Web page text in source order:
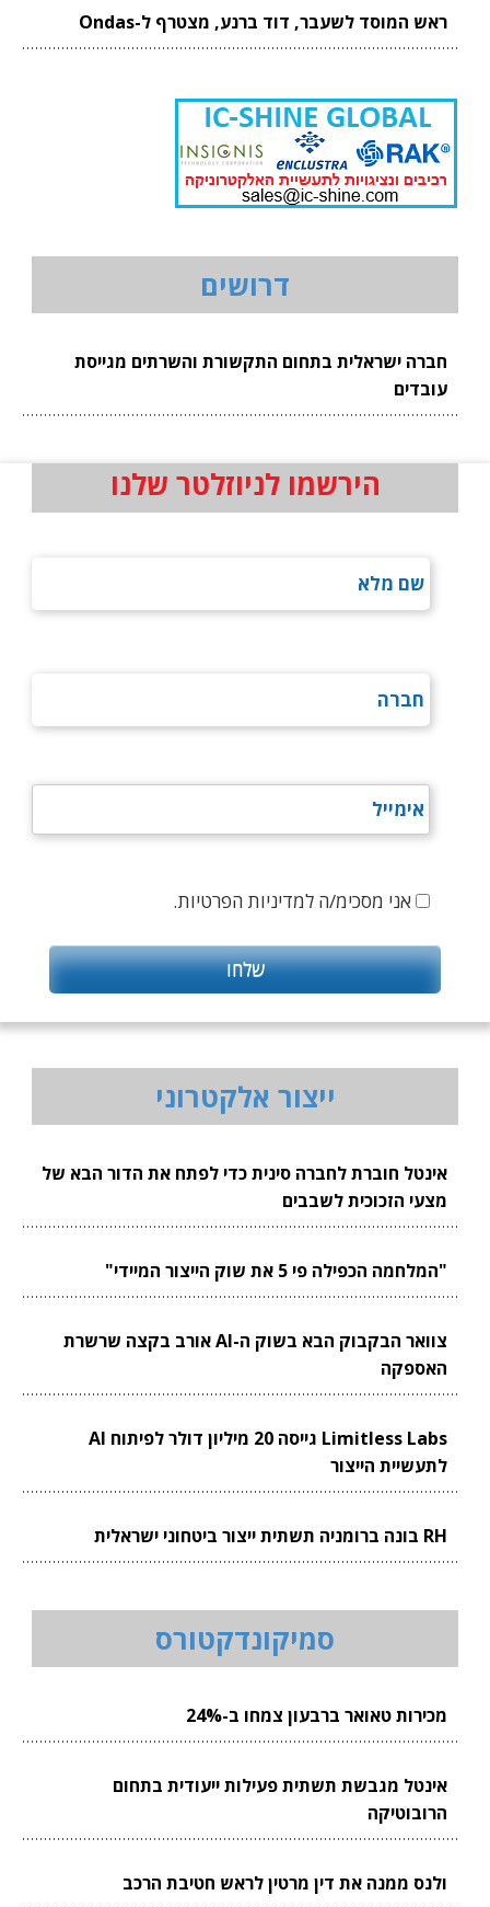
ראש המוסד לשעבר, דוד ברנע, מצטרף ל-Ondas
דרושים
חברה ישראלית בתחום התקשורת והשרתים מגייסת
עובדים
הירשמו לניוזלטר שלנו
אני מסכימ/ה למדיניות הפרטיות.
ייצור אלקטרוני
אינטל חוברת לחברה סינית כדי לפתח את הדור הבא של
מצעי הזכוכית לשבבים
"המלחמה הכפילה פי 5 את שוק הייצור המיידי"
צוואר הבקבוק הבא בשוק ה-AI אורב בקצה שרשרת
האספקה
Limitless Labs גייסה 20 מיליון דולר לפיתוח AI
לתעשיית הייצור
RH בונה ברומניה תשתית ייצור ביטחוני ישראלית
סמיקונדקטורס
מכירות טאואר ברבעון צמחו ב-24%
אינטל מגבשת תשתית פעילות ייעודית בתחום
הרובוטיקה
ולנס ממנה את דין מרטין לראש חטיבת הרכב